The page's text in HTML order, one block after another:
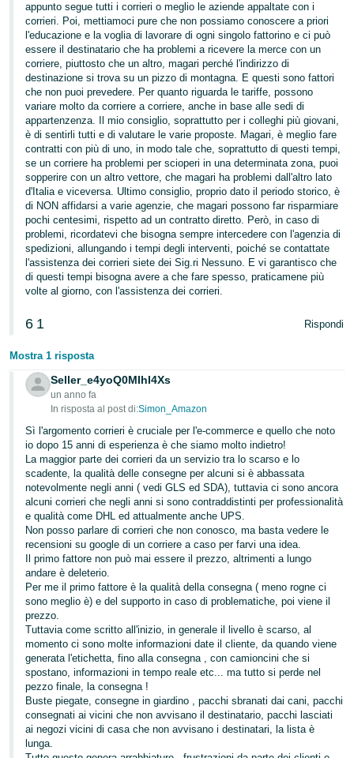
appunto segue tutti i corrieri o meglio le aziende appaltate con i
corrieri. Poi, mettiamoci pure che non possiamo conoscere a priori
l'educazione e la voglia di lavorare di ogni singolo fattorino e ci può
essere il destinatario che ha problemi a ricevere la merce con un
corriere, piuttosto che un altro, magari perché l'indirizzo di
destinazione si trova su un pizzo di montagna. E questi sono fattori
che non puoi prevedere. Per quanto riguarda le tariffe, possono
variare molto da corriere a corriere, anche in base alle sedi di
appartenzenza. Il mio consiglio, soprattutto per i colleghi più giovani,
è di sentirli tutti e di valutare le varie proposte. Magari, è meglio fare
contratti con più di uno, in modo tale che, soprattutto di questi tempi,
se un corriere ha problemi per scioperi in una determinata zona, puoi
sopperire con un altro vettore, che magari ha problemi dall'altro lato
d'Italia e viceversa. Ultimo consiglio, proprio dato il periodo storico, è
di NON affidarsi a varie agenzie, che magari possono far risparmiare
pochi centesimi, rispetto ad un contratto diretto. Però, in caso di
problemi, ricordatevi che bisogna sempre intercedere con l'agenzia di
spedizioni, allungando i tempi degli interventi, poiché se contattate
l'assistenza dei corrieri siete dei Sig.ri Nessuno. E vi garantisco che
di questi tempi bisogna avere a che fare spesso, praticamene più
volte al giorno, con l'assistenza dei corrieri.
6 1 Rispondi
Mostra 1 risposta
Seller_e4yoQ0MIhI4Xs
un anno fa
In risposta al post di:Simon_Amazon
Sì l'argomento corrieri è cruciale per l'e-commerce e quello che noto
io dopo 15 anni di esperienza è che siamo molto indietro!
La maggior parte dei corrieri da un servizio tra lo scarso e lo
scadente, la qualità delle consegne per alcuni si è abbassata
notevolmente negli anni ( vedi GLS ed SDA), tuttavia ci sono ancora
alcuni corrieri che negli anni si sono contraddistinti per professionalità
e qualità come DHL ed attualmente anche UPS.
Non posso parlare di corrieri che non conosco, ma basta vedere le
recensioni su google di un corriere a caso per farvi una idea.
Il primo fattore non può mai essere il prezzo, altrimenti a lungo
andare è deleterio.
Per me il primo fattore è la qualità della consegna ( meno rogne ci
sono meglio è) e del supporto in caso di problematiche, poi viene il
prezzo.
Tuttavia come scritto all'inizio, in generale il livello è scarso, al
momento ci sono molte informazioni date il cliente, da quando viene
generata l'etichetta, fino alla consegna , con camioncini che si
spostano, informazioni in tempo reale etc... ma tutto si perde nel
pezzo finale, la consegna !
Buste piegate, consegne in giardino , pacchi sbranati dai cani, pacchi
consegnati ai vicini che non avvisano il destinatario, pacchi lasciati
ai negozi vicini di casa che non avvisano i destinatari, la lista è
lunga.